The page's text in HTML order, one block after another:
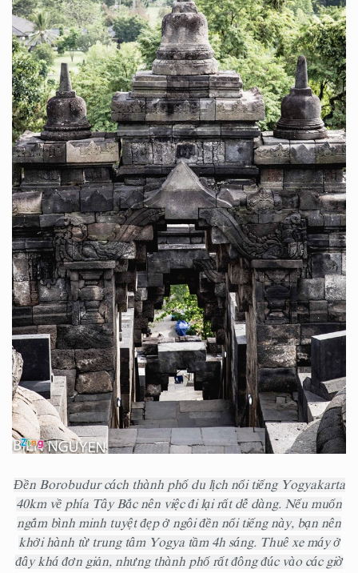
Đền Borobudur cách thành phố du lịch nổi tiếng Yogyakarta
40km về phía Tây Bắc nên việc đi lại rất dễ dàng. Nếu muốn
ngắm bình minh tuyệt đẹp ở ngôi đền nổi tiếng này, bạn nên
khởi hành từ trung tâm Yogya tầm 4h sáng. Thuê xe máy ở
đây khá đơn giản, nhưng thành phố rất đông đúc vào các giờ